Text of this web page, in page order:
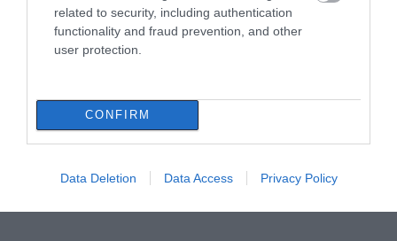
related to security, including authentication
functionality and fraud prevention, and other
user protection.
CONFIRM
Data Deletion Data Access Privacy Policy